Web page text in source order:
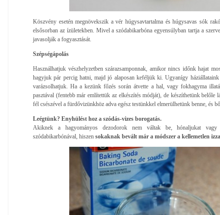
Köszvény esetén megnövekszik a vér húgysavtartalma és húgysavas sók
elsősorban az ízületekben. Mivel a szódabikarbóna egyensúlyban tartja a
javasolják a fogyasztását.
Szépségápolás
Használhatjuk vészhelyzetben szárazsamponnak, amikor nincs időnk hajat
hagyjuk pár percig hatni, majd jó alaposan keféljük ki. Ugyanígy háziállataink
varázsolhatjuk. Ha a kezünk főzés során átvette a hal, vagy fokhagyma
pasztával (fentebb már említettük az elkészítés módját), de készíthetünk belőle
fél csészével a fürdővizünkhöz adva egész testünkkel elmerülhetünk benne, és
Leégtünk? Enyhülést hoz a szódás-vizes borogatás.
Akiknek a hagyományos dezodorok nem váltak be, hónaljukat
szódabikarbónával, hiszen sokaknak bevált már a módszer a kellemetlen